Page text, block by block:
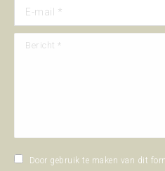
E-mail *
Bericht *
Door gebruik te maken van dit